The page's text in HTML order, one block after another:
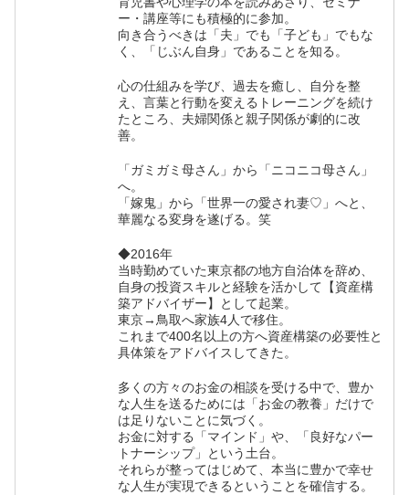
ー・講座等にも積極的に参加。
向き合うべきは「夫」でも「子ども」でもな
く、「じぶん自身」であることを知る。
心の仕組みを学び、過去を癒し、自分を整
え、言葉と行動を変えるトレーニングを続け
たところ、夫婦関係と親子関係が劇的に改
善。
「ガミガミ母さん」から「ニコニコ母さん」
へ。
「嫁鬼」から「世界一の愛され妻♡」へと、
華麗なる変身を遂げる。笑
◆2016年
当時勤めていた東京都の地方自治体を辞め、
自身の投資スキルと経験を活かして【資産構
築アドバイザー】として起業。
東京→鳥取へ家族4人で移住。
これまで400名以上の方へ資産構築の必要性と
具体策をアドバイスしてきた。
多くの方々のお金の相談を受ける中で、豊か
な人生を送るためには「お金の教養」だけで
は足りないことに気づく。
お金に対する「マインド」や、「良好なパー
トナーシップ」という土台。
それらが整ってはじめて、本当に豊かで幸せ
な人生が実現できるということを確信する。